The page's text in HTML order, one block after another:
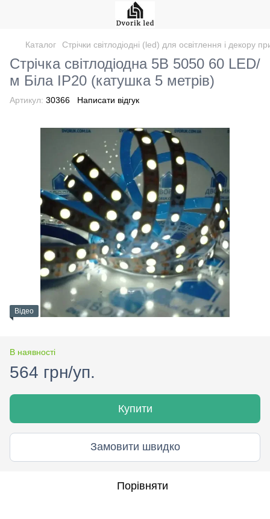
Каталог Стрічки світлодіодні (led) для освітлення і декору
Стрічка світлодіодна 5В 5050 60 LED/
м Біла IP20 (катушка 5 метрів)
Артикул: 30366 Написати відгук
Відео
В наявності
564 грн/уп.
Купити
Замовити швидко
Порівняти